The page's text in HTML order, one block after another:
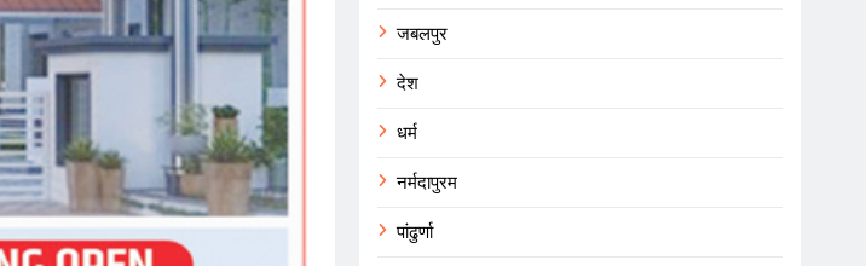
जबलपुर
देश
धर्म
नर्मदापुरम
पांढुर्णा